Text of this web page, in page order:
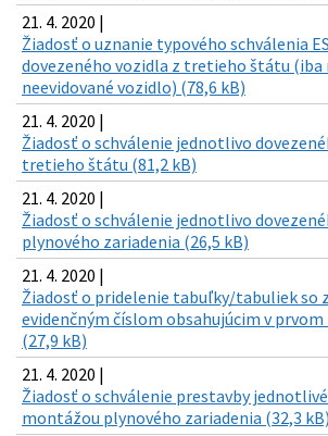
21. 4. 2020 |
Žiadosť o uznanie typového schválenia
dovezeného vozidla z tretieho štátu (iba
neevidované vozidlo) (78,6 kB)
21. 4. 2020 |
Žiadosť o schválenie jednotlivo
tretieho štátu (81,2 kB)
21. 4. 2020 |
Žiadosť o schválenie jednotlivo
plynového zariadenia (26,5 kB)
21. 4. 2020 |
Žiadosť o pridelenie tabuľky/tabuliek so
evidenčným číslom obsahujúcim v prvom
(27,9 kB)
21. 4. 2020 |
Žiadosť o schválenie prestavby
montážou plynového zariadenia (32,3 kB)